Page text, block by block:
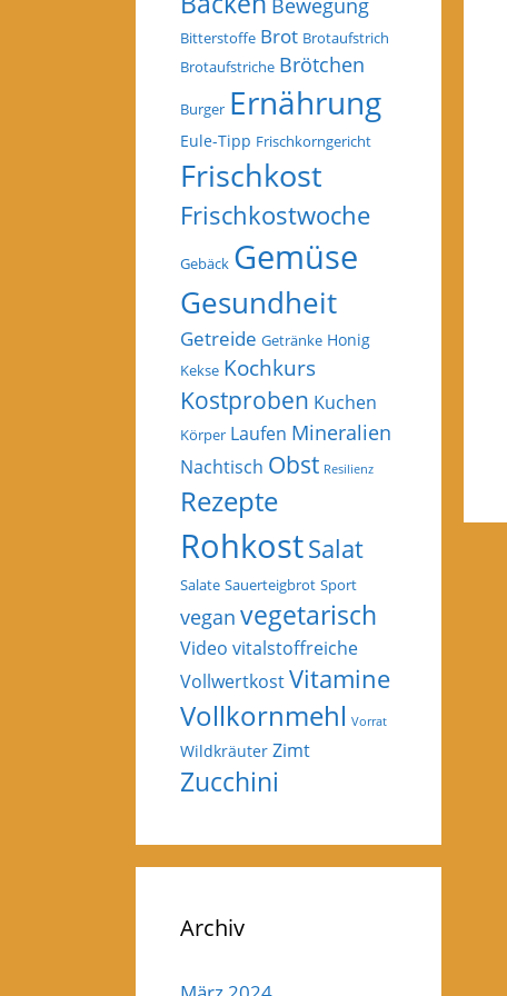
Bewegung
Bitterstoffe Brot Brotaufstrich
Brotaufstriche Brötchen
Burger Ernährung
Eule-Tipp Frischkorngericht
Frischkost
Frischkostwoche
Gebäck Gemüse
Gesundheit
Getreide Getränke Honig
Kekse Kochkurs
Kostproben Kuchen
Körper Laufen Mineralien
Nachtisch Obst Resilienz
Rezepte
RohkostSalat
Salate Sauerteigbrot Sport
vegan vegetarisch
Video vitalstoffreiche
VollwertkostVitamine
Vollkornmehl Vorrat
Wildkräuter Zimt
Zucchini
Archiv